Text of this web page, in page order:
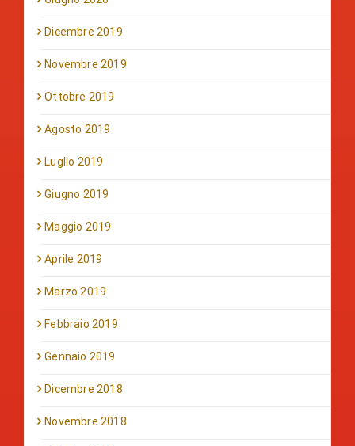
Dicembre 2019
Novembre 2019
Ottobre 2019
Agosto 2019
Luglio 2019
Giugno 2019
Maggio 2019
Aprile 2019
Marzo 2019
Febbraio 2019
Gennaio 2019
Dicembre 2018
Novembre 2018